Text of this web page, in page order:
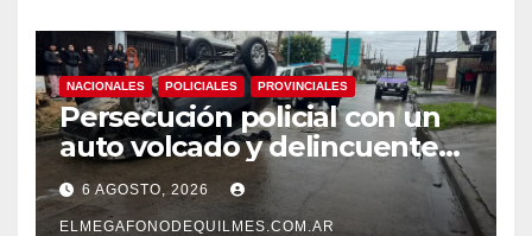
NACIONALES POLICIALES PROVINCIALES
Persecución policial con un
auto volcado y delincuentes
detenidos en San Francisco
Solano
6 AGOSTO, 2026
ELMEGAFONODEQUILMES.COM.AR